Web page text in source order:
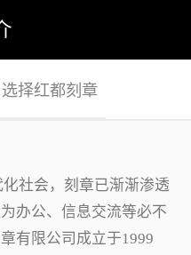
选择红都刻章
社会，刻章已渐渐渗透
办公、信息交流等必不
有限公司成立于1999